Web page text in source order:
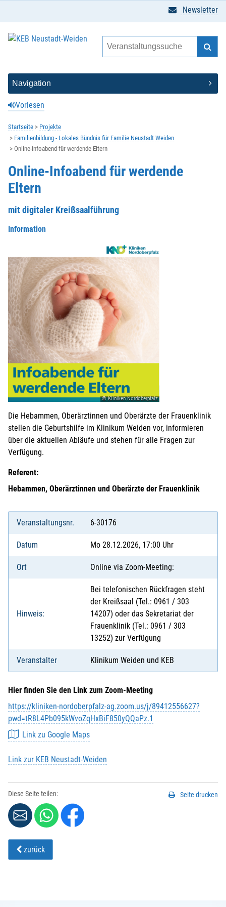
Vorlesen
Newsletter
Startseite
Projekte
Familienbildung - Lokales Bündnis für Familie Neustadt Weiden
Online-Infoabend für werdende Eltern
Online-Infoabend für werdende
Eltern
mit digitaler Kreißsaalführung
Information
© Kliniken Nordoberpfalz
Die Hebammen, Oberärztinnen und Oberärzte der Frauenklinik
stellen die Geburtshilfe im Klinikum Weiden vor, informieren
über die aktuellen Abläufe und stehen für alle Fragen zur
Verfügung.
Referent:
Hebammen, Oberärztinnen und Oberärzte der Frauenklinik
Veranstaltungsnr. 6-30176
Datum Mo 28.12.2026, 17:00 Uhr
Ort Online via Zoom-Meeting:
Hinweis:
Bei telefonischen Rückfragen steht
der Kreißsaal (Tel.: 0961 / 303
14207) oder das Sekretariat der
Frauenklinik (Tel.: 0961 / 303
13252) zur Verfügung
Veranstalter Klinikum Weiden und KEB
Hier finden Sie den Link zum Zoom-Meeting
https://kliniken-nordoberpfalz-ag.zoom.us/j/89412556627?
pwd=tR8L4Pb095kWvoZqHxBiF850yQQaPz.1
Link zu Google Maps
Link zur KEB Neustadt-Weiden
Diese Seite teilen: Seite drucken
zurück